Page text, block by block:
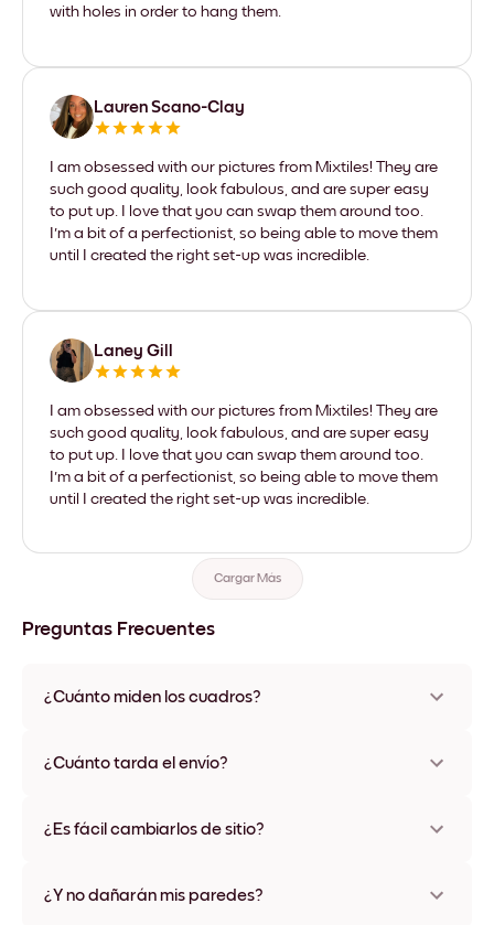
with holes in order to hang them.
Lauren Scano-Clay
I am obsessed with our pictures from Mixtiles! They are
such good quality, look fabulous, and are super easy
to put up. I love that you can swap them around too.
I'm a bit of a perfectionist, so being able to move them
until I created the right set-up was incredible.
Laney Gill
I am obsessed with our pictures from Mixtiles! They are
such good quality, look fabulous, and are super easy
to put up. I love that you can swap them around too.
I'm a bit of a perfectionist, so being able to move them
until I created the right set-up was incredible.
Cargar Más
Preguntas Frecuentes
¿Cuánto miden los cuadros?
varios materiales y colores de marco, incluidas opciones sin
¿Cuánto tarda el envío?
disponibles en algunos países. Te enviaremos un número de
¿Es fácil cambiarlos de sitio?
ningún daño
¿Y no dañarán mis paredes?